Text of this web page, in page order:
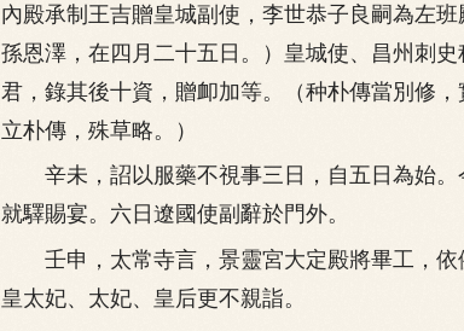
內殿承制王吉贈皇城副使，李世恭子良嗣為左
孫恩澤，在四月二十五日。）皇城使、昌州刺
君，錄其後十資，贈卹加等。（种朴傳當別修
立朴傳，殊草略。）
辛未，詔以服藥不視事三日，自五日為始。
就驛賜宴。六日遼國使副辭於門外。
壬申，太常寺言，景靈宮大定殿將畢工，依
皇太妃、太妃、皇后更不親詣。